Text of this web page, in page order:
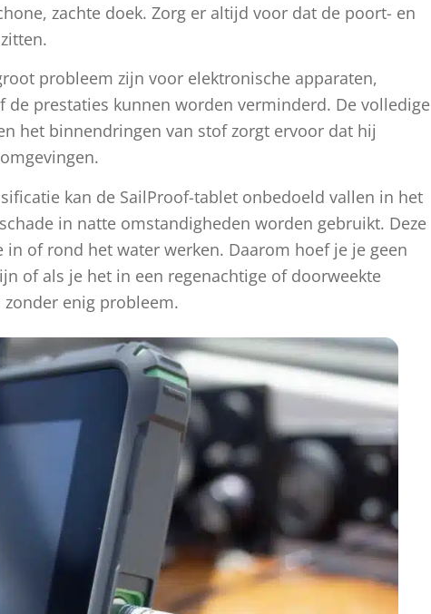
zachte doek. Zorg er altijd voor dat de poort- en
probleem zijn voor elektronische apparaten,
prestaties kunnen worden verminderd. De volledige
het binnendringen van stof zorgt ervoor dat hij
kan de SailProof-tablet onbedoeld vallen in het
in natte omstandigheden worden gebruikt. Deze
of rond het water werken. Daarom hoef je je geen
of als je het in een regenachtige of doorweekte
enig probleem.